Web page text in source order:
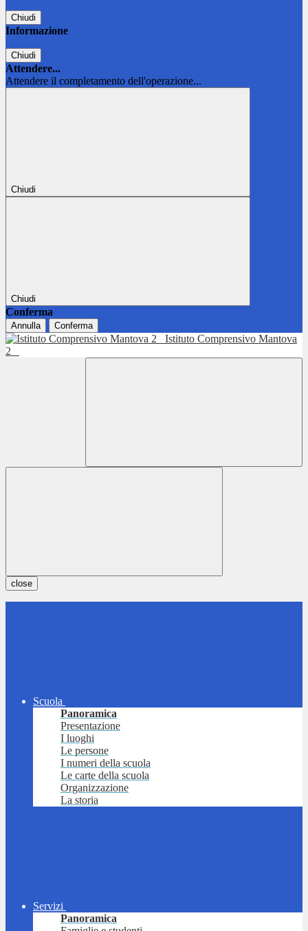
Chiudi
Informazione
Chiudi
Attendere...
Attendere il completamento dell'operazione...
Chiudi
Chiudi
Conferma
Annulla Conferma
Istituto Comprensivo Mantova
2
close
Scuola
Panoramica
Presentazione
I luoghi
Le persone
I numeri della scuola
Le carte della scuola
Organizzazione
La storia
Servizi
Panoramica